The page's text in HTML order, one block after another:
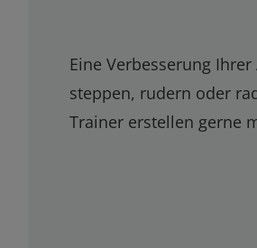
Eine Verbesserung
steppen, rudern oder
Trainer erstellen gerne